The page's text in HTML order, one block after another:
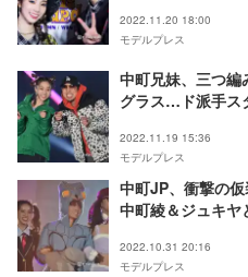
2022.11.20 18:00
モデルプレス
中町兄妹、三つ編
グラス…ド派手ス
2022.11.19 15:36
モデルプレス
中町JP、衝撃の仮
中町綾＆ジュキヤ
2022.10.31 20:16
モデルプレス